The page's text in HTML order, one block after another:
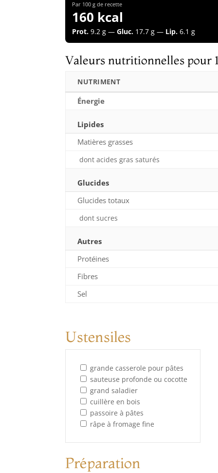
Par 100 g de recette
160 kcal
Prot. 9.2 g —Gluc. 17.7 g — Lip. 6.1 g
Valeurs nutritionnelles pour
NUTRIMENT
Énergie
Lipides
Matières grasses
dont acides gras saturés
Glucides
Glucides totaux
dont sucres
Autres
Protéines
Fibres
Sel
Ustensiles
grande casserole pour pâtes
sauteuse profonde ou cocotte
grand saladier
cuillère en bois
passoire à pâtes
râpe à fromage fine
Préparation